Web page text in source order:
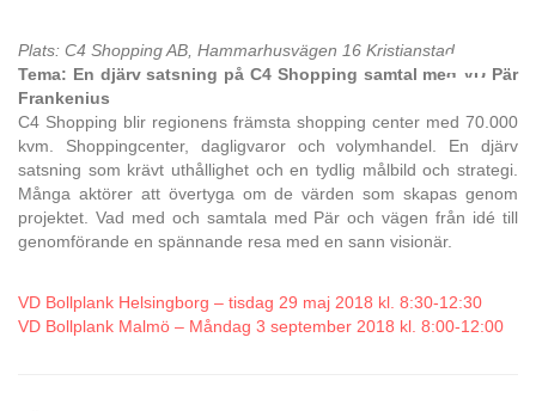
Plats: C4 Shopping AB, Hammarhusvägen 16 Kristianstad
Tema: En djärv satsning på C4 Shopping samtal med VD Pär
Frankenius
C4 Shopping blir regionens främsta shopping center med 70.000
kvm. Shoppingcenter, dagligvaror och volymhandel. En djärv
satsning som krävt uthållighet och en tydlig målbild och strategi.
Många aktörer att övertyga om de värden som skapas genom
projektet. Vad med och samtala med Pär och vägen från idé till
genomförande en spännande resa med en sann visionär.
VD Bollplank Helsingborg – tisdag 29 maj 2018 kl. 8:30-12:30
VD Bollplank Malmö – Måndag 3 september 2018 kl. 8:00-12:00